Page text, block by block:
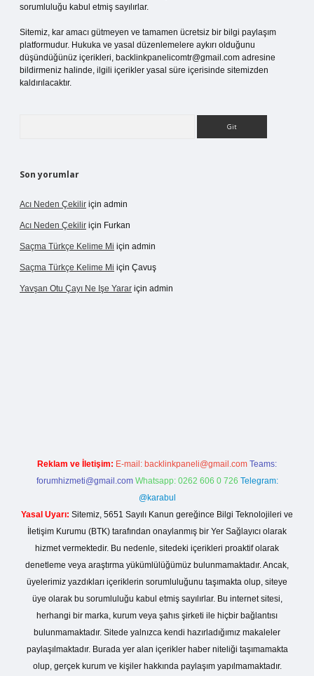
sorumluluğu kabul etmiş sayılırlar.
Sitemiz, kar amacı gütmeyen ve tamamen ücretsiz bir bilgi paylaşım
platformudur. Hukuka ve yasal düzenlemelere aykırı olduğunu
düşündüğünüz içerikleri, backlinkpanelicomtr@gmail.com adresine
bildirmeniz halinde, ilgili içerikler yasal süre içerisinde sitemizden
kaldırılacaktır.
Son yorumlar
Acı Neden Çekilir için admin
Acı Neden Çekilir için Furkan
Saçma Türkçe Kelime Mi için admin
Saçma Türkçe Kelime Mi için Çavuş
Yavşan Otu Çayı Ne Işe Yarar için admin
Reklam ve İletişim: E-mail: backlinkpaneli@gmail.com Teams:
forumhizmeti@gmail.com Whatsapp: 0262 606 0 726 Telegram:
@karabul
Yasal Uyarı: Sitemiz, 5651 Sayılı Kanun gereğince Bilgi Teknolojileri ve
İletişim Kurumu (BTK) tarafından onaylanmış bir Yer Sağlayıcı olarak
hizmet vermektedir. Bu nedenle, sitedeki içerikleri proaktif olarak
denetleme veya araştırma yükümlülüğümüz bulunmamaktadır. Ancak,
üyelerimiz yazdıkları içeriklerin sorumluluğunu taşımakta olup, siteye
üye olarak bu sorumluluğu kabul etmiş sayılırlar. Bu internet sitesi,
herhangi bir marka, kurum veya şahıs şirketi ile hiçbir bağlantısı
bulunmamaktadır. Sitede yalnızca kendi hazırladığımız makaleler
paylaşılmaktadır. Burada yer alan içerikler haber niteliği taşımamakta
olup, gerçek kurum ve kişiler hakkında paylaşım yapılmamaktadır.